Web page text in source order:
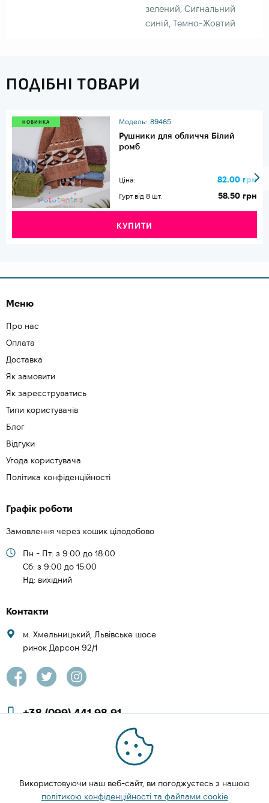
зелений, Сигнальний
синій, Темно-Жовтий
ПОДІБНІ ТОВАРИ
НОВИНКА Модель: 89465
Рушники для обличчя Білий
ромб
Ціна: 82.00 грн
Гурт від 8 шт. 58.50 грн
КУПИТИ
Меню
Про нас
Оплата
Доставка
Як замовити
Як зареєструватись
Типи користувачів
Блог
Відгуки
Угода користувача
Політика конфіденційності
Графік роботи
Замовлення через кошик цілодобово
Пн - Пт: з 9:00 до 18:00
Cб: з 9:00 до 15:00
Нд: вихідний
Контакти
м. Хмельницький, Львівське шосе
ринок Дарсон 92/1
+38 (099) 441 98 91
+38 (097) 423 08 00
zachesa86@gmail.com
ЗАМОВИТИ ДЗВІНОК
Використовуючи наш веб-сайт, ви погоджуєтесь з нашою
політикою конфіденційності та файлами cookie